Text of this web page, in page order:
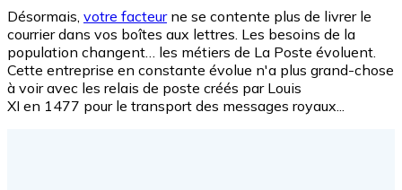
Désormais, votre facteurne se contente plus de livrer le
courrier dans vos boîtes aux lettres. Les besoins de la
population changent… les métiers de La Poste évoluent.
Cette entreprise en constante évolue n'a plus grand-chose
à voir avec les relais de poste créés par Louis
XI en 1477 pour le transport des messages royaux...